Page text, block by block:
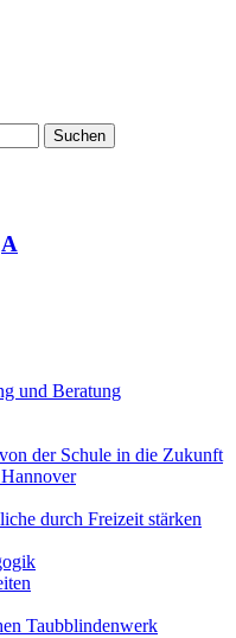
A
und Beratung
der Schule in die Zukunft
durch Freizeit stärken
Taubblindenwerk